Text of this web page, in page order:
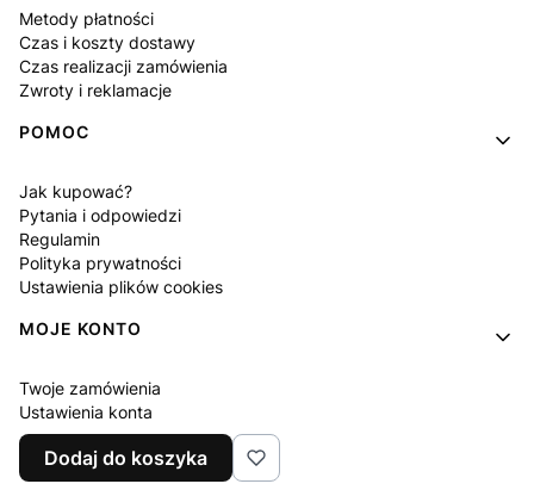
Metody płatności
Czas i koszty dostawy
Czas realizacji zamówienia
Zwroty i reklamacje
POMOC
Jak kupować?
Pytania i odpowiedzi
Regulamin
Polityka prywatności
Ustawienia plików cookies
MOJE KONTO
Twoje zamówienia
Ustawienia konta
Ulubione
Program lojalnościowy
Dodaj do koszyka